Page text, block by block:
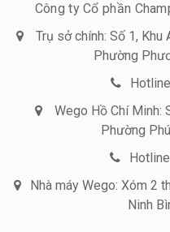
Công ty Cổ phần
Trụ sở chính: Số 1, Khu
Phường
Wego Hồ Chí Minh:
Phường
Nhà máy Wego: Xóm 2
Ninh